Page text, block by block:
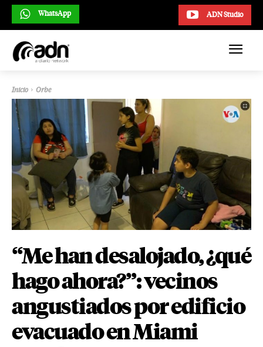
ADN Studio
WhatsApp
Inicio Orbe
“Me han desalojado, ¿qué
hago ahora?”: vecinos
angustiados por edificio
evacuado en Miami